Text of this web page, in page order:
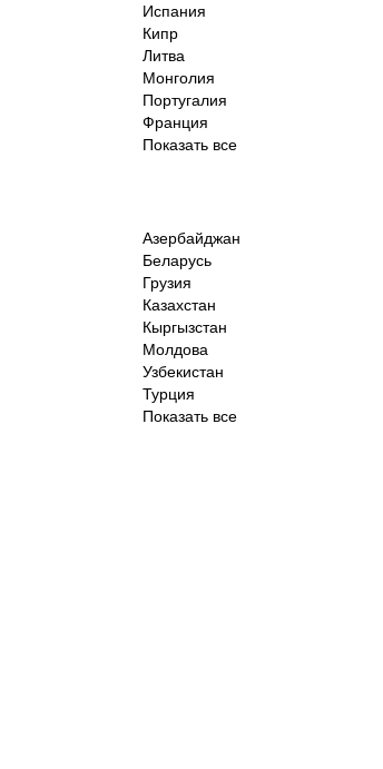
Испания
Кипр
Литва
Монголия
Португалия
Франция
Показать все
Азербайджан
Беларусь
Грузия
Казахстан
Кыргызстан
Молдова
Узбекистан
Турция
Показать все